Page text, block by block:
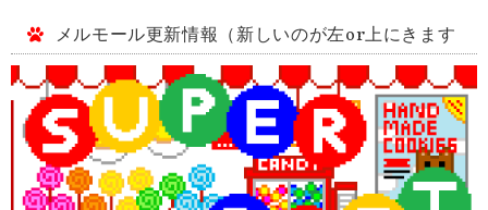
メルモール更新情報（新しいのが左or上にきます